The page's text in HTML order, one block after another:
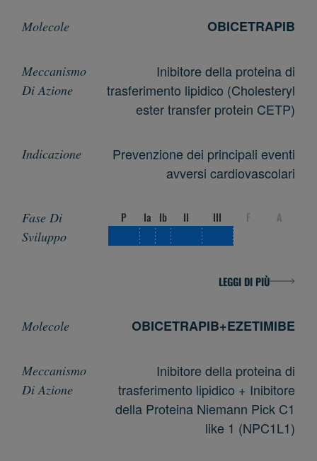
OBICETRAPIB
Inibitore della proteina di
trasferimento lipidico (Cholesteryl
ester transfer protein CETP)
Prevenzione dei principali eventi
avversi cardiovascolari
P Ia Ib II III F A
LEGGI DI PIÙ
OBICETRAPIB+EZETIMIBE
Inibitore della proteina di
trasferimento lipidico + Inibitore
della Proteina Niemann Pick C1
like 1 (NPC1L1)